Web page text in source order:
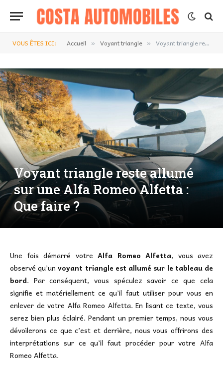
VOUS ÊTES ICI: Accueil » Voyant triangle » Voyant triangle reste allumé sur une Alfa Romeo Alfetta : Que faire ?
Voyant triangle reste allumé
sur une Alfa Romeo Alfetta :
Que faire ?
Une fois démarré votre Alfa Romeo Alfetta, vous avez
observé qu’unvoyant triangle est allumé sur le tableau de
bord. Par conséquent, vous spéculez savoir ce que cela
signifie et matériellement ce qu’il faut utiliser pour vous en
enlever de votre Alfa Romeo Alfetta. En lisant ce texte, vous
serez bien plus éclairé. Pendant un premier temps, nous vous
dévoilerons ce que c’est et derrière, nous vous offrirons des
interprétations sur ce qu’il faut procéder pour votre Alfa
Romeo Alfetta.